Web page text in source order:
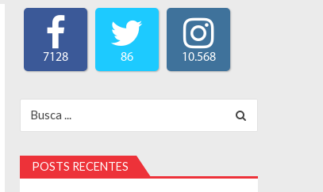
7128 86 10.568
POSTS RECENTES